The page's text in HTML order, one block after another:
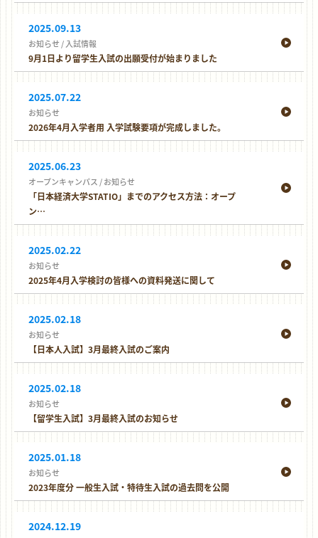
2025.09.13
お知らせ / 入試情報
9月1日より留学生入試の出願受付が始まりました
2025.07.22
お知らせ
2026年4月入学者用 入学試験要項が完成しました。
2025.06.23
オープンキャンパス /お知らせ
「日本経済大学STATIO」までのアクセス方法：オープ
ン…
2025.02.22
お知らせ
2025年4月入学検討の皆様への資料発送に関して
2025.02.18
お知らせ
【日本人入試】3月最終入試のご案内
2025.02.18
お知らせ
【留学生入試】3月最終入試のお知らせ
2025.01.18
お知らせ
2023年度分 一般生入試・特待生入試の過去問を公開
2024.12.19